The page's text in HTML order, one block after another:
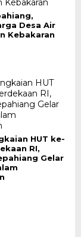
Desa Air
Kebakaran
HUT ke-
RI,
Gelar